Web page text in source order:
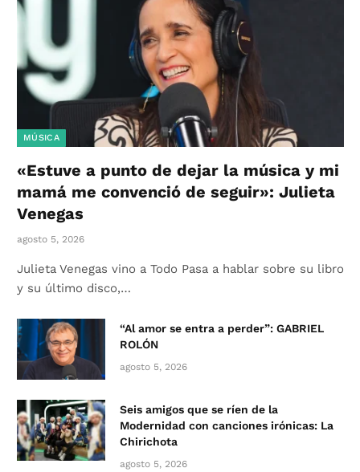
MÚSICA
«Estuve a punto de dejar la música y mi
mamá me convenció de seguir»: Julieta
Venegas
agosto 5, 2026
Julieta Venegas vino a Todo Pasa a hablar sobre su libro
y su último disco,…
“Al amor se entra a perder”: GABRIEL
ROLÓN
agosto 5, 2026
Seis amigos que se ríen de la
Modernidad con canciones irónicas: La
Chirichota
agosto 5, 2026